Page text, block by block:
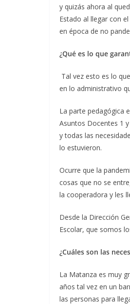
y quizás ahora al
Estado al llegar con
en época de no
¿Qué es lo que
Tal vez esto es lo
en lo administrativo
La parte pedagógica
Asuntos Docentes 1
y todas las
lo estuvieron.
Ocurre que la
cosas que no se
la cooperadora y les
Desde la Dirección
Escolar, que somos
¿Cuáles son las
La Matanza es muy
años tal vez en un
las personas para